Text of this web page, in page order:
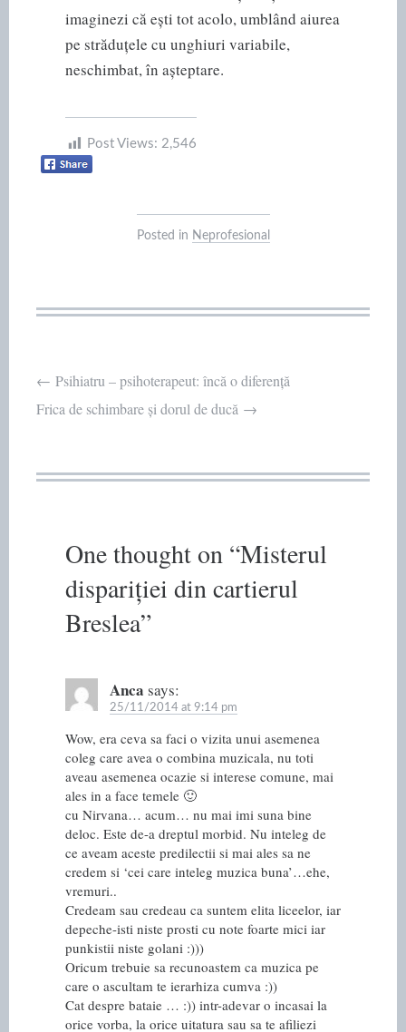
imaginezi că ești tot acolo, umblând aiurea
pe străduțele cu unghiuri variabile,
neschimbat, în așteptare.
Post Views: 2,546
Posted in Neprofesional
Post
← Psihiatru – psihoterapeut: încă o diferență
Frica de schimbare și dorul de ducă →
One thought on “Misterul
dispariției din cartierul
Breslea”
Anca says:
25/11/2014 at 9:14 pm
Wow, era ceva sa faci o vizita unui asemenea
coleg care avea o combina muzicala, nu toti
aveau asemenea ocazie si interese comune, mai
ales in a face temele 🙂
cu Nirvana… acum… nu mai imi suna bine
deloc. Este de-a dreptul morbid. Nu inteleg de
ce aveam aceste predilectii si mai ales sa ne
credem si ‘cei care inteleg muzica buna’…ehe,
vremuri..
Credeam sau credeau ca suntem elita liceelor, iar
depeche-isti niste prosti cu note foarte mici iar
punkistii niste golani :)))
Oricum trebuie sa recunoastem ca muzica pe
care o ascultam te ierarhiza cumva :))
Cat despre bataie … :)) intr-adevar o incasai la
orice vorba, la orice uitatura sau sa te afiliezi